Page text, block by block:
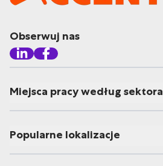
Obserwuj nas
Miejsca pracy według sektora
Popularne lokalizacje